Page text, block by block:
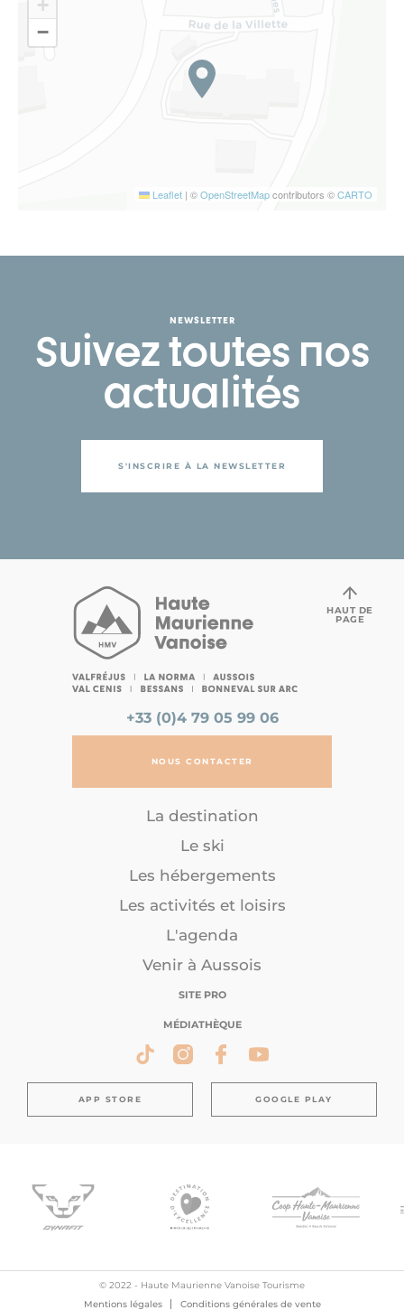
+
−
Leaflet | ©OpenStreetMapcontributors ©CARTO
NEWSLETTER
Suivez toutes nos
actualités
S'INSCRIRE À LA NEWSLETTER
+33 (0)4 79 05 99 06
NOUS CONTACTER
La destination
Le ski
Les hébergements
Les activités et loisirs
L'agenda
Venir à Aussois
SITE PRO
MÉDIATHÈQUE
APP STORE GOOGLE PLAY
HAUT DE
PAGE
© 2022 - Haute Maurienne Vanoise Tourisme
Mentions légales
Conditions générales de vente